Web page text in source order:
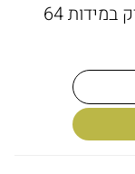
ידיות קונכיה דגם 9081 כסף עתיק במידות 64